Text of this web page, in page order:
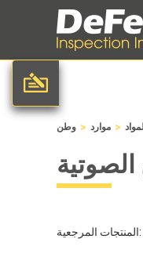
وطن > موارد > المواد
المنتجات المرجعية: